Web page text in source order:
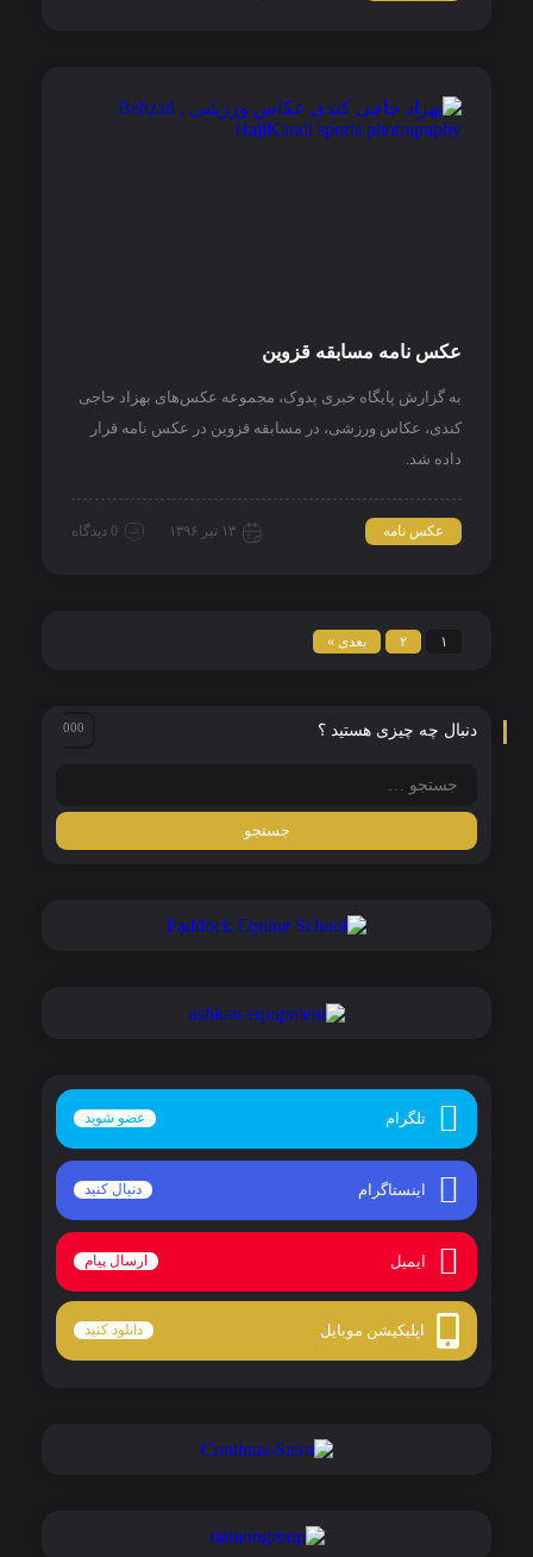
عکس نامه مسابقه قزوین
به گزارش پایگاه خبری پدوک، مجموعه عکس‌های بهزاد حاجی
کندی، عکاس ورزشی، در مسابقه قزوین در عکس نامه قرار
داده شد.
عکس نامه ۱۳ تیر ۱۳۹۶ 0 دیدگاه
۱ ۲ بعدی »
دنبال چه چیزی هستید ؟
تلگرام عضو شوید
اینستاگرام دنبال کنید
ایمیل ارسال پیام
اپلیکیشن موبایل دانلود کنید